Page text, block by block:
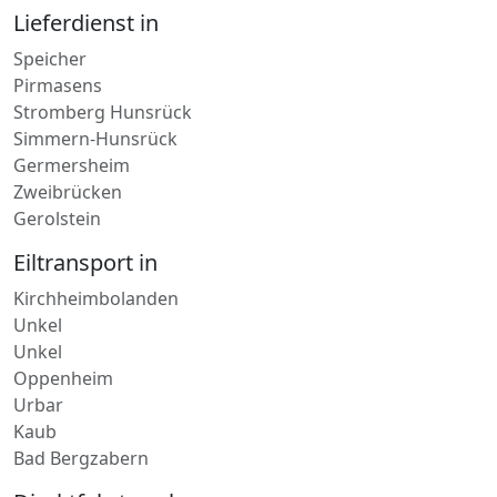
Stromberg Hunsrück
Simmern-Hunsrück
Germersheim
Zweibrücken
Gerolstein
Eiltransport in
Kirchheimbolanden
Unkel
Oppenheim
Urbar
Kaub
Bad Bergzabern
Direktfahrt nach
Bad Bergzabern